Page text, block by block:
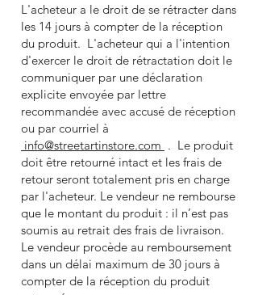
L'acheteur a le droit de se rétracter dans
les 14 jours à compter de la réception
du produit. L'acheteur qui a l'intention
d'exercer le droit de rétractation doit le
communiquer par une déclaration
explicite envoyée par lettre
recommandée avec accusé de réception
ou par courriel à
info@streetartinstore.com . Le produit
doit être retourné intact et les frais de
retour seront totalement pris en charge
par l'acheteur. Le vendeur ne rembourse
que le montant du produit : il n’est pas
soumis au retrait des frais de livraison.
Le vendeur procède au remboursement
dans un délai maximum de 30 jours à
compter de la réception du produit